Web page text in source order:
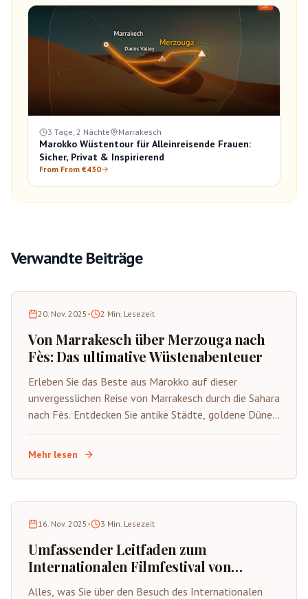
3 Tage, 2 Nächte Marrakesch
Marokko Wüstentour für Alleinreisende Frauen:
Sicher, Privat & Inspirierend
From From €430
Verwandte Beiträge
20. Nov. 2025 • 2 Min. Lesezeit
Von Marrakesch über Merzouga nach
Fès: Das ultimative Wüstenabenteuer
Erleben Sie das Beste aus Marokko auf dieser
unvergesslichen Reise von Marrakesch durch die Sahara
nach Fès. Entdecken Sie antike Städte, goldene Dünen
und reiches kulturelles Erbe.
Mehr lesen
16. Nov. 2025 • 3 Min. Lesezeit
Umfassender Leitfaden zum
Internationalen Filmfestival von
Marrakesch (FIFM) 2025
Alles, was Sie über den Besuch des Internationalen